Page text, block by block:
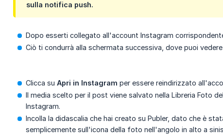
sulla notifica push.
Dopo esserti collegato all'account Instagram
Ciò ti condurrà alla schermata successiva, dove puoi
Clicca su Apri in Instagram per essere reindirizzato
Il media scelto per il post viene salvato nella Libreria Foto
Instagram.
Incolla la didascalia che hai creato su Publer, dato che è
semplicemente sull'icona della foto nell'angolo in alto a